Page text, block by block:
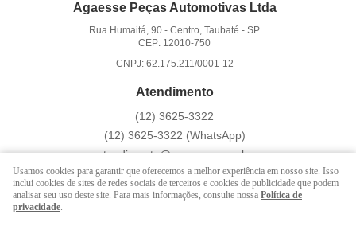
Agaesse Peças Automotivas Ltda
Rua Humaitá, 90 -Centro, Taubaté -SP
CEP: 12010-750
CNPJ: 62.175.211/0001-12
Atendimento
(12) 3625-3322
(12) 3625-3322 (WhatsApp)
atendimento@agaesse.com.br
LOJA VIRTUAL CRIADA POR
Usamos cookies para garantir que oferecemos a melhor experiência em nosso site. Isso
inclui cookies de sites de redes sociais de terceiros e cookies de publicidade que podem
analisar seu uso deste site. Para mais informações, consulte nossa Política de
privacidade.